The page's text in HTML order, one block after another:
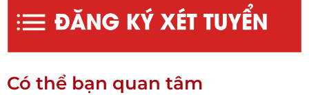
Có thể bạn quan tâm